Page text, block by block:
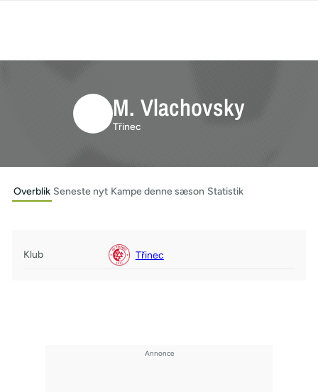
M. Vlachovsky
Třinec
Overblik Seneste nyt Kampe denne sæson Statistik
Klub Třinec